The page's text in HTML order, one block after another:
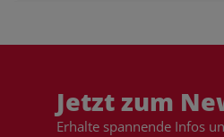
Jetzt zum
Erhalte spannende Infos